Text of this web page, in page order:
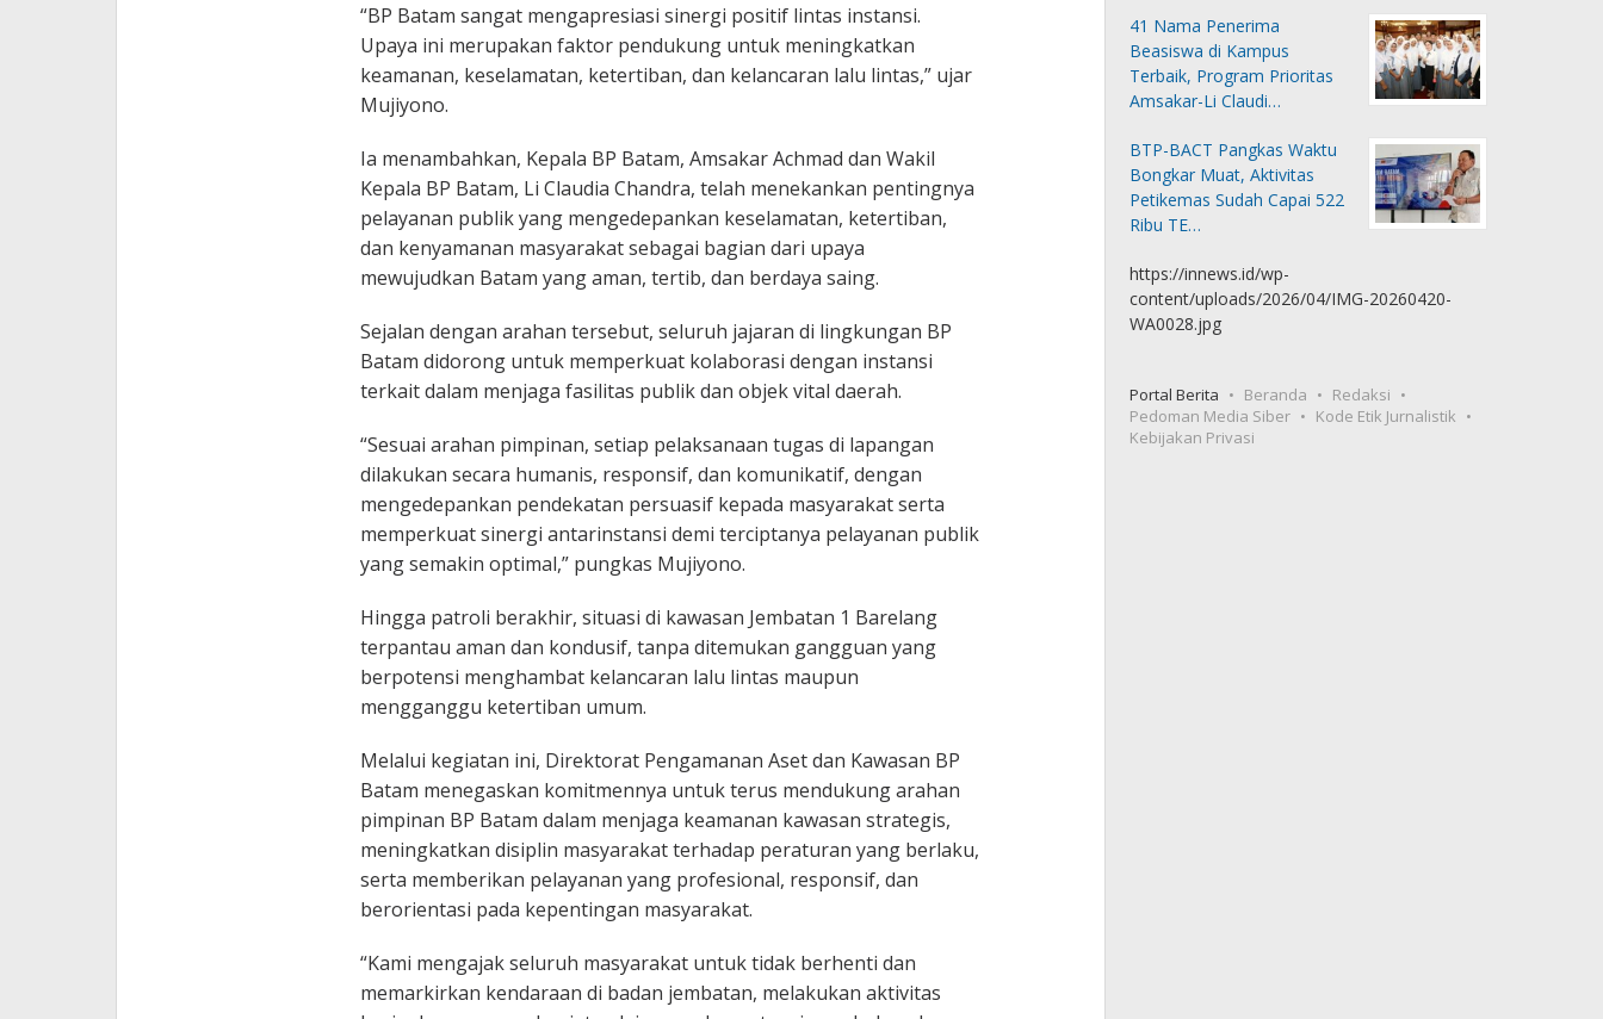
“BP Batam sangat mengapresiasi sinergi positif lintas instansi.
Upaya ini merupakan faktor pendukung untuk meningkatkan
keamanan, keselamatan, ketertiban, dan kelancaran lalu lintas,” ujar
Mujiyono.
Ia menambahkan, Kepala BP Batam, Amsakar Achmad dan Wakil
Kepala BP Batam, Li Claudia Chandra, telah menekankan pentingnya
pelayanan publik yang mengedepankan keselamatan, ketertiban,
dan kenyamanan masyarakat sebagai bagian dari upaya
mewujudkan Batam yang aman, tertib, dan berdaya saing.
Sejalan dengan arahan tersebut, seluruh jajaran di lingkungan BP
Batam didorong untuk memperkuat kolaborasi dengan instansi
terkait dalam menjaga fasilitas publik dan objek vital daerah.
“Sesuai arahan pimpinan, setiap pelaksanaan tugas di lapangan
dilakukan secara humanis, responsif, dan komunikatif, dengan
mengedepankan pendekatan persuasif kepada masyarakat serta
memperkuat sinergi antarinstansi demi terciptanya pelayanan publik
yang semakin optimal,” pungkas Mujiyono.
Hingga patroli berakhir, situasi di kawasan Jembatan 1 Barelang
terpantau aman dan kondusif, tanpa ditemukan gangguan yang
berpotensi menghambat kelancaran lalu lintas maupun
mengganggu ketertiban umum.
Melalui kegiatan ini, Direktorat Pengamanan Aset dan Kawasan BP
Batam menegaskan komitmennya untuk terus mendukung arahan
pimpinan BP Batam dalam menjaga keamanan kawasan strategis,
meningkatkan disiplin masyarakat terhadap peraturan yang berlaku,
serta memberikan pelayanan yang profesional, responsif, dan
berorientasi pada kepentingan masyarakat.
“Kami mengajak seluruh masyarakat untuk tidak berhenti dan
memarkirkan kendaraan di badan jembatan, melakukan aktivitas
41 Nama Penerima
Beasiswa di Kampus
Terbaik, Program Prioritas
Amsakar-Li Claudi…
BTP-BACT Pangkas Waktu
Bongkar Muat, Aktivitas
Petikemas Sudah Capai 522
Ribu TE…
https://innews.id/wp-
content/uploads/2026/04/IMG-20260420-
WA0028.jpg
Portal Berita Beranda
Redaksi
Pedoman Media Siber
Kode Etik Jurnalistik
Kebijakan Privasi